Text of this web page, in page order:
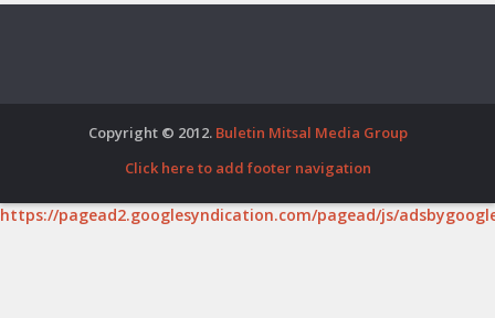
Copyright © 2012. Buletin Mitsal Media Group
Click here to add footer navigation
https://pagead2.googlesyndication.com/pagead/js/